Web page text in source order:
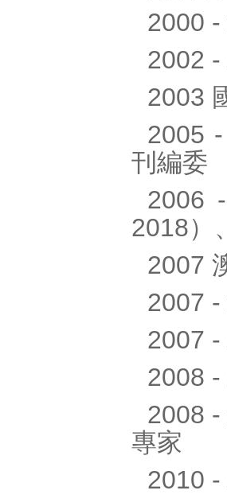
2000
2002
2003
2005
刊編委
2006
2018）
2007
2007
2007
2008
2008
專家
2010